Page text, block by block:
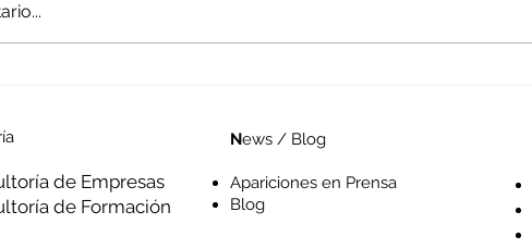
de Empresas
de Formación
News / Blog
Apariciones en Prensa
Blog